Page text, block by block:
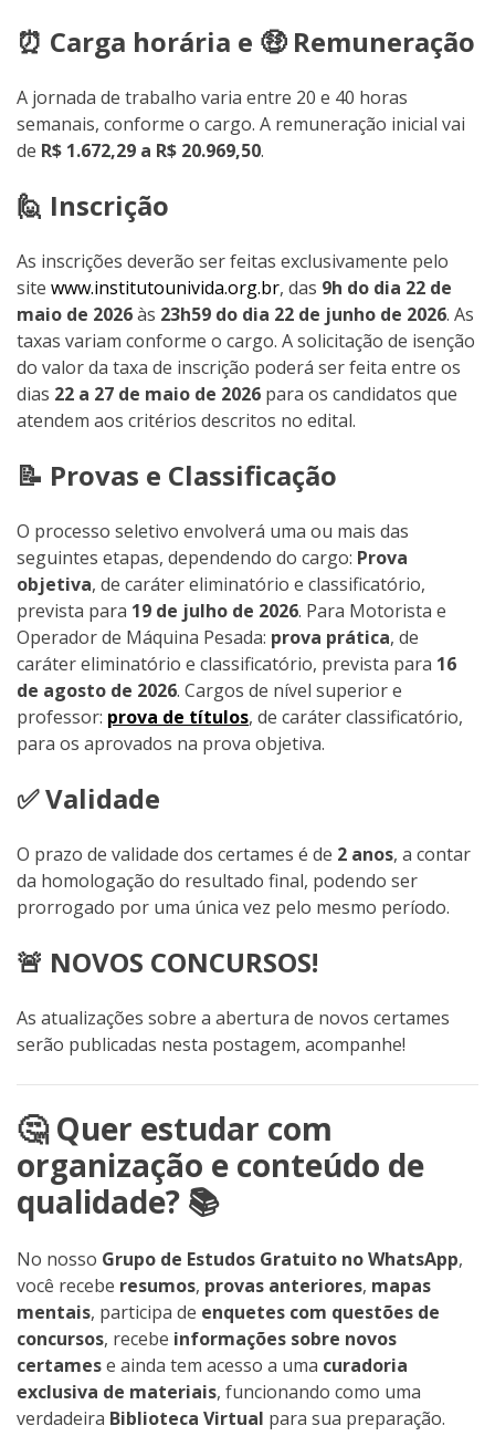
⏰ Carga horária e 🤑 Remuneração
A jornada de trabalho varia entre 20 e 40 horas
semanais, conforme o cargo. A remuneração inicial vai
de R$ 1.672,29 a R$ 20.969,50.
🙋 Inscrição
As inscrições deverão ser feitas exclusivamente pelo
site www.institutounivida.org.br, das 9h do dia 22 de
maio de 2026às 23h59 do dia 22 de junho de 2026. As
taxas variam conforme o cargo. A solicitação de isenção
do valor da taxa de inscrição poderá ser feita entre os
dias 22 a 27 de maio de 2026 para os candidatos que
atendem aos critérios descritos no edital.
📝 Provas e Classificação
O processo seletivo envolverá uma ou mais das
seguintes etapas, dependendo do cargo: Prova
objetiva, de caráter eliminatório e classificatório,
prevista para 19 de julho de 2026. Para Motorista e
Operador de Máquina Pesada: prova prática, de
caráter eliminatório e classificatório, prevista para 16
de agosto de 2026. Cargos de nível superior e
professor: prova de títulos, de caráter classificatório,
para os aprovados na prova objetiva.
✅ Validade
O prazo de validade dos certames é de 2 anos, a contar
da homologação do resultado final, podendo ser
prorrogado por uma única vez pelo mesmo período.
🚨 NOVOS CONCURSOS!
As atualizações sobre a abertura de novos certames
serão publicadas nesta postagem, acompanhe!
🤔 Quer estudar com
organização e conteúdo de
qualidade? 📚
No nosso Grupo de Estudos Gratuito no WhatsApp,
você recebe resumos, provas anteriores, mapas
mentais, participa de enquetes com questões de
concursos, recebe informações sobre novos
certamese ainda tem acesso a uma curadoria
exclusiva de materiais, funcionando como uma
verdadeira Biblioteca Virtual para sua preparação.